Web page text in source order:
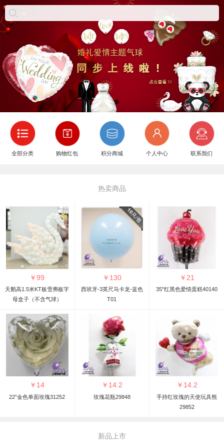
全部分类 购物红包 积分商城 个人中心 联系我们
热卖商品
￥99
天鹅高1.5米KT板雪弗板字
母盒子（不含气球）
￥ 130
西班牙-3英尺马卡龙-蓝色
T01
￥ 21
35"红黑色爱情蛋糕40140
￥ 14
22”金色单面玫瑰31252
￥ 14.2
玫瑰花瓶29848
￥ 14.2
手持红玫瑰的天使玩具熊
29852
新品上市